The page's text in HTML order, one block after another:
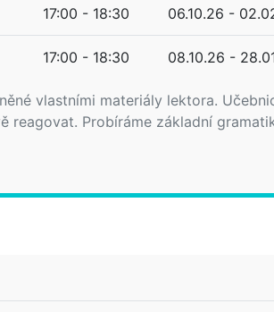
vlastními materiály lektora.
Probíráme základní
17:00 - 18:30 06.10.26 -
17:00 - 18:30 08.10.26 -